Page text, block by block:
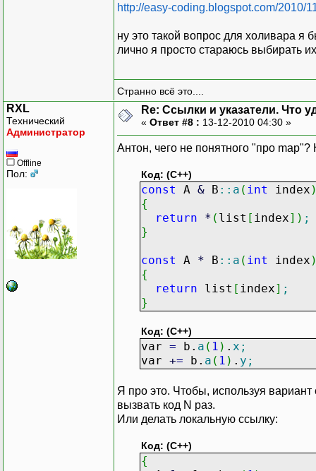
http://easy-coding.blogspot.com/2010/
ну это такой вопрос для холивара я
лично я просто стараюсь выбирать
Странно всё это....
RXL
Технический
Администратор
Offline
Пол:
Re: Ссылки и указатели. Что
« Ответ #8 : 13-12-2010 04:30 »
Антон, чего не понятного "про
Код: (C++)
const A & B :: a ( int index
{
return
* ( list [ index] ) ;
}
const A * B :: a ( int index
{
return list [ index] ;
}
Код: (C++)
var = b. a ( 1 ) . x ;
var += b. a ( 1 ) . y ;
Я про это. Чтобы, используя
вызвать код N раз.
Или делать локальную ссылку:
Код: (C++)
{